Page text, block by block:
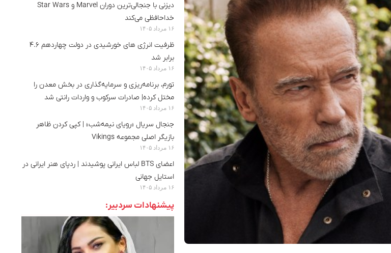
دیزنی با جنجالی‌ترین دوران Marvel و Star Wars
خداحافظی می‌کند
۱۶ مرداد ۱۴۰۵
ظرفیت انرژی های خورشیدی در دولت چهاردهم ۴.۶
برابر شد
۱۶ مرداد ۱۴۰۵
تورم، برنامه‌ریزی و سرمایه‌گذاری در بخش معدن را
مختل کرده| صادرات سرکوب و واردات رانتی شد
۱۶ مرداد ۱۴۰۵
جنجال سریال «رویای نیمه‌شب» | کپی کردن ظاهر
بازیگر اصلی مجموعه Vikings
۱۶ مرداد ۱۴۰۵
اعضای BTS لباس ایرانی پوشیدند | ردپای هنر ایرانی در
استایل جهانی
۱۶ مرداد ۱۴۰۵
پیشنهادات سردبیر: